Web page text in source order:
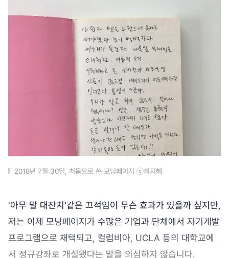
2018년 7월 30일, 처음으로 쓴 모닝페이지 ⓒ최지혜
'아무 말 대잔치'같은 끄적임이 무슨 효과가 있을까 싶지만,
저는 이제 모닝페이지가 수많은 기업과 단체에서 자기계발
프로그램으로 채택되고, 컬럼비아, UCLA 등의 대학교에
서 정규강좌로 개설됐다는 말을 의심하지 않습니다.